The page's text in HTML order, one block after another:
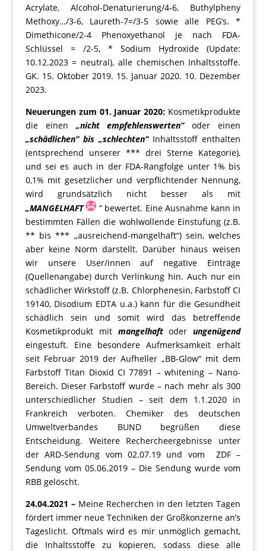
Acrylate, Alcohol-Denaturierung/4-6, Buthylpheny
Methoxy…/3-6, Laureth-7=/3-5 sowie alle PEG’s. *
Dimethicone/2-4 Phenoxyethanol je nach FDA-
Schlüssel = /2-5, * Sodium Hydroxide (Update:
10.12.2023 = neutral), alle chemischen Inhaltsstoffe.
GK. 15. Oktober 2019. 15. Januar 2020. 10. Dezember
2023.
Neuerungen zum 01. Januar 2020: Kosmetikprodukte
die einen „nicht empfehlenswerten“oder einen
„schädlichen“ bis „schlechten“Inhaltsstoff enthalten
(entsprechend unserer *** drei Sterne Kategorie),
und sei es auch in der FDA-Rangfolge unter 1% bis
0,1% mit gesetzlicher und verpflichtender Nennung,
wird grundsätzlich nicht besser als mit
„MANGELHAFT
“ bewertet. Eine Ausnahme kann in
bestimmten Fällen die wohlwollende Einstufung (z.B.
** bis *** „ausreichend-mangelhaft“) sein, welches
aber keine Norm darstellt. Darüber hinaus weisen
wir unsere User/innen auf negative Einträge
(Quellenangabe) durch Verlinkung hin. Auch nur ein
schädlicher Wirkstoff (z.B. Chlorphenesin, Farbstoff CI
19140, Disodium EDTA u.a.) kann für die Gesundheit
schädlich sein und somit wird das betreffende
Kosmetikprodukt mit mangelhaftoderungenügend
eingestuft. Eine besondere Aufmerksamkeit erhält
seit Februar 2019 der Aufheller „BB-Glow“ mit dem
Farbstoff Titan Dioxid CI 77891 – whitening – Nano-
Bereich. Dieser Farbstoff wurde – nach mehr als 300
unterschiedlicher Studien – seit dem 1.1.2020 in
Frankreich verboten. Chemiker des deutschen
Umweltverbandes BUND begrüßen diese
Entscheidung. Weitere Rechercheergebnisse unter
der ARD-Sendung vom 02.07.19 und vom ZDF –
Sendung vom 05.06.2019 – Die Sendung wurde vom
RBB gelöscht.
24.04.2021 –Meine Recherchen in den letzten Tagen
fördert immer neue Techniken der Großkonzerne an’s
Tageslicht. Oftmals wird es mir unmöglich gemacht,
die Inhaltsstoffe zu kopieren, sodass diese alle